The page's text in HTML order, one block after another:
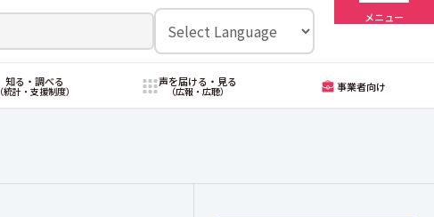
メニュー
知る・調べる
（統計・支援制度）
声を届ける・見る
（広報・広聴） 事業者向け